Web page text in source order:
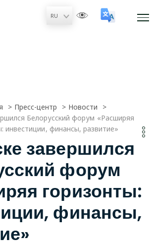
Пресс-центр
Новости
Белорусский форум «Расширяя
инвестиции, финансы, развитие»
завершился
форум
горизонты:
финансы,